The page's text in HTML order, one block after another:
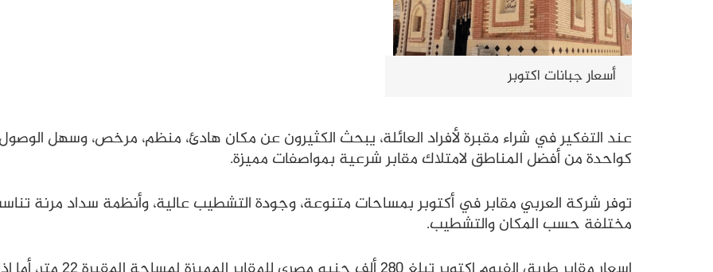
أسعار جبانات اكتوبر
كواحدة من أفضل المناطق لامتلاك مقابر شرعية بمواصفات مميزة.
توفر شركة العربي مقابر في أكتوبر بمساحات متنوعة، وجودة التشطيب عالية، وأنظمة سداد مرنة
مختلفة حسب المكان والتشطيب.